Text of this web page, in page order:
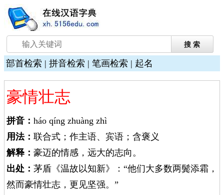
部首检索 | 拼音检索 | 笔画检索 | 起名
豪情壮志
拼音： háo qíng zhuàng zhì
用法： 联合式；作主语、宾语；含褒义
解释： 豪迈的情感，远大的志向。
出处： 茅盾《温故以知新》：“他们大多数两鬓添霜，
然而豪情壮志，更见坚强。”